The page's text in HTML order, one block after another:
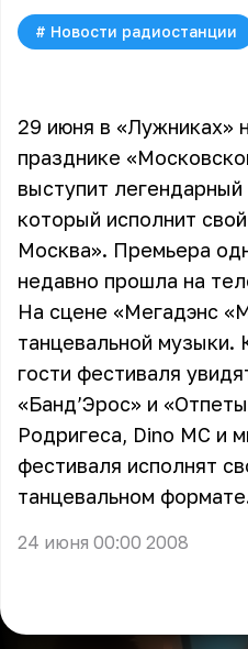
# Новости радиостанции
29 июня в «Лужниках»
празднике
выступит
который исполнит
Москва». Премьера
недавно прошла на
На сцене «Мегадэнс
танцевальной музыки.
гости фестиваля
«Банд’Эрос» и
Родригеса, Dino MC и
фестиваля исполнят
танцевальном
24 июня 00:00 2008